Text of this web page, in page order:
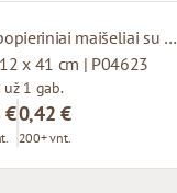
Žali popieriniai maišeliai su susuktomis rankenomis
x 41 cm | P04623
už 1 gab.
€0,42 €
200+ vnt.